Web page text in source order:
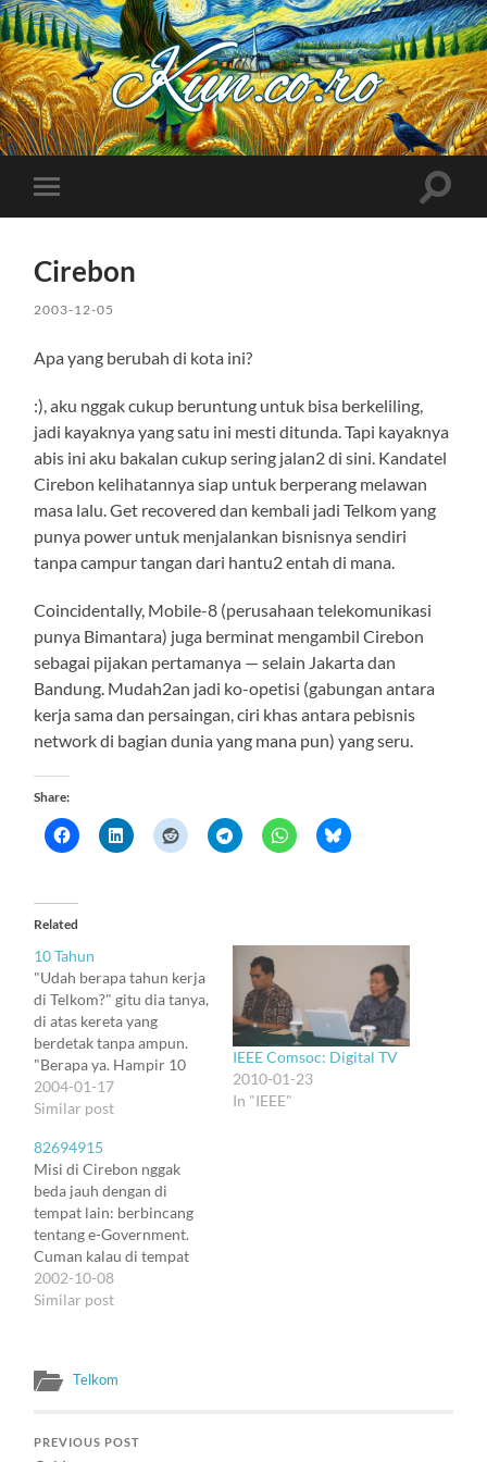
Kuncoro++
Toggle
mobile
Toggle
Cirebon
2003-12-05
Apa yang berubah di kota ini?
:), aku nggak cukup beruntung untuk bisa berkeliling,
jadi kayaknya yang satu ini mesti ditunda. Tapi kayaknya
abis ini aku bakalan cukup sering jalan2 di sini. Kandatel
Cirebon kelihatannya siap untuk berperang melawan
masa lalu. Get recovered dan kembali jadi Telkom yang
punya power untuk menjalankan bisnisnya sendiri
tanpa campur tangan dari hantu2 entah di mana.
Coincidentally, Mobile-8 (perusahaan telekomunikasi
punya Bimantara) juga berminat mengambil Cirebon
sebagai pijakan pertamanya — selain Jakarta dan
Bandung. Mudah2an jadi ko-opetisi (gabungan antara
kerja sama dan persaingan, ciri khas antara pebisnis
network di bagian dunia yang mana pun) yang seru.
Share:
Related
10 Tahun
"Udah berapa tahun kerja
di Telkom?" gitu dia tanya,
di atas kereta yang
berdetak tanpa ampun.
"Berapa ya. Hampir 10
kayaknya." -- Dan tahu-
tahu ada yang masuk dan
Yup, 10 tahun yang lalu.
Januari 1994. Aku baru
lulus. Magang beberapa
minggu di Pusdiklat. Dan
abis flu dua minggu,…
2004-01-17
Similar post
IEEE Comsoc: Digital TV
2010-01-23
In "IEEE"
82694915
Misi di Cirebon nggak
beda jauh dengan di
tempat lain: berbincang
tentang e-Government.
Cuman kalau di tempat
lain sifatnya santai, di
Cirebon sifatnya harus
seluruh daerah di wilayah
Plered. Khusus untuk
2002-10-08
Similar post
Telkom
PREVIOUS POST